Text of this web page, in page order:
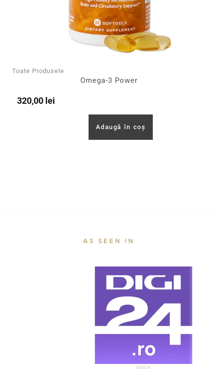
Toate Produsele
Omega-3 Power
320,00 lei
Adaugă în coș
AS SEEN IN